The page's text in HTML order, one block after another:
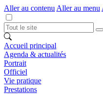
Aller au contenu Aller au menu
Accueil principal
Agenda & actualités
Portrait
Officiel
Vie pratique
Prestations